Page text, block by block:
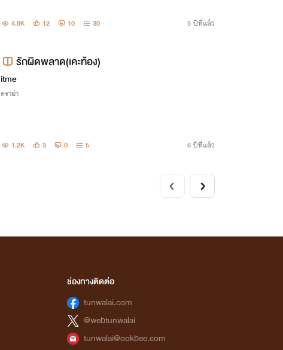
4.8K 12 10 30 5 ปีที่แล้ว
รักผิดพลาด(เคะท้อง)
itme
ดราม่า
1.2K 3 0 5 6 ปีที่แล้ว
ช่องทางติดต่อ
tunwalai.com
@webtunwalai
tunwalai@ookbee.com